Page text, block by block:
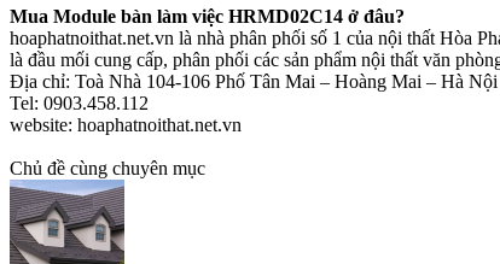
Mua Module bàn làm việc HRMD02C14 ở đâu?
hoaphatnoithat.net.vn là nhà phân phối số 1 của nội thất Hòa
là đầu mối cung cấp, phân phối các sản phẩm nội thất văn
Địa chỉ: Toà Nhà 104-106 Phố Tân Mai – Hoàng Mai – Hà Nội
Tel: 0903.458.112
website: hoaphatnoithat.net.vn
Chủ đề cùng chuyên mục